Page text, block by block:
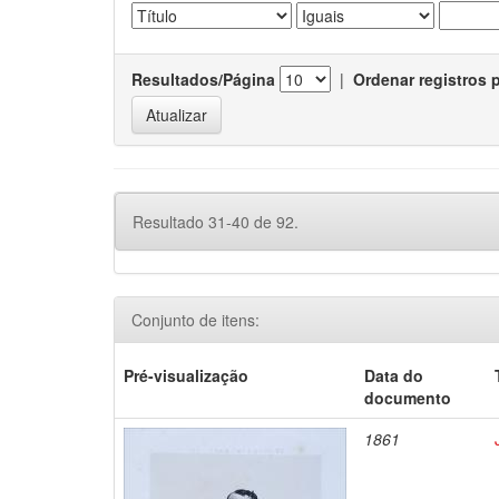
Resultados/Página | Ordenar registros
Resultado 31-40 de 92.
Conjunto de itens:
Pré-visualização
Data do
documento
1861